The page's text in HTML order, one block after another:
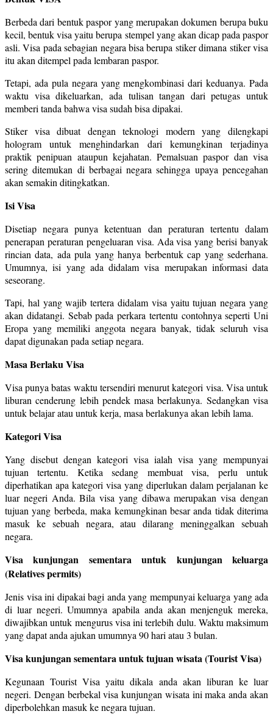
Berbeda dari bentuk paspor yang merupakan dokumen berupa buku
kecil, bentuk visa yaitu berupa stempel yang akan dicap pada paspor
asli. Visa pada sebagian negara bisa berupa stiker dimana stiker visa
itu akan ditempel pada lembaran paspor.
Tetapi, ada pula negara yang mengkombinasi dari keduanya. Pada
waktu visa dikeluarkan, ada tulisan tangan dari petugas untuk
memberi tanda bahwa visa sudah bisa dipakai.
Stiker visa dibuat dengan teknologi modern yang dilengkapi
hologram untuk menghindarkan dari kemungkinan terjadinya
praktik penipuan ataupun kejahatan. Pemalsuan paspor dan visa
sering ditemukan di berbagai negara sehingga upaya pencegahan
akan semakin ditingkatkan.
Isi Visa
Disetiap negara punya ketentuan dan peraturan tertentu dalam
penerapan peraturan pengeluaran visa. Ada visa yang berisi banyak
rincian data, ada pula yang hanya berbentuk cap yang sederhana.
Umumnya, isi yang ada didalam visa merupakan informasi data
seseorang.
Tapi, hal yang wajib tertera didalam visa yaitu tujuan negara yang
akan didatangi. Sebab pada perkara tertentu contohnya seperti Uni
Eropa yang memiliki anggota negara banyak, tidak seluruh visa
dapat digunakan pada setiap negara.
Masa Berlaku Visa
Visa punya batas waktu tersendiri menurut kategori visa. Visa untuk
liburan cenderung lebih pendek masa berlakunya. Sedangkan visa
untuk belajar atau untuk kerja, masa berlakunya akan lebih lama.
Kategori Visa
Yang disebut dengan kategori visa ialah visa yang mempunyai
tujuan tertentu. Ketika sedang membuat visa, perlu untuk
diperhatikan apa kategori visa yang diperlukan dalam perjalanan ke
luar negeri Anda. Bila visa yang dibawa merupakan visa dengan
tujuan yang berbeda, maka kemungkinan besar anda tidak diterima
masuk ke sebuah negara, atau dilarang meninggalkan sebuah
negara.
Visa kunjungan sementara untuk kunjungan keluarga
(Relatives permits)
Jenis visa ini dipakai bagi anda yang mempunyai keluarga yang ada
di luar negeri. Umumnya apabila anda akan menjenguk mereka,
diwajibkan untuk mengurus visa ini terlebih dulu. Waktu maksimum
yang dapat anda ajukan umumnya 90 hari atau 3 bulan.
Visa kunjungan sementara untuk tujuan wisata (Tourist Visa)
Kegunaan Tourist Visa yaitu dikala anda akan liburan ke luar
negeri. Dengan berbekal visa kunjungan wisata ini maka anda akan
diperbolehkan masuk ke negara tujuan.